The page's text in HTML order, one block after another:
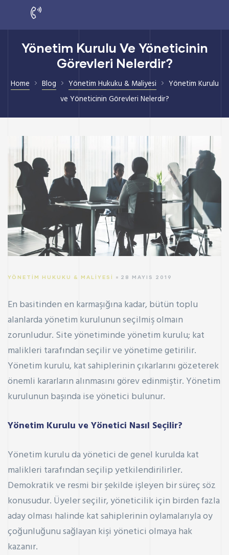
Yönetim Kurulu Ve Yöneticinin
Görevleri Nelerdir?
Home Blog Yönetim Hukuku & Maliyesi
Yönetim Kurulu
ve Yöneticinin Görevleri Nelerdir?
YÖNETIM HUKUKU & MALIYESI 28 MAYIS 2019
En basitinden en karmaşığına kadar, bütün toplu
alanlarda yönetim kurulunun seçilmiş olmaın
zorunludur. Site yönetiminde yönetim kurulu; kat
malikleri tarafından seçilir ve yönetime getirilir.
Yönetim kurulu, kat sahiplerinin çıkarlarını gözeterek
önemli kararların alınmasını görev edinmiştir. Yönetim
kurulunun başında ise yönetici bulunur.
Yönetim Kurulu ve Yönetici Nasıl Seçilir?
Yönetim kurulu da yönetici de genel kurulda kat
malikleri tarafından seçilip yetkilendirilirler.
Demokratik ve resmi bir şekilde işleyen bir süreç söz
konusudur. Üyeler seçilir, yöneticilik için birden fazla
aday olması halinde kat sahiplerinin oylamalarıyla oy
çoğunluğunu sağlayan kişi yönetici olmaya hak
kazanır.